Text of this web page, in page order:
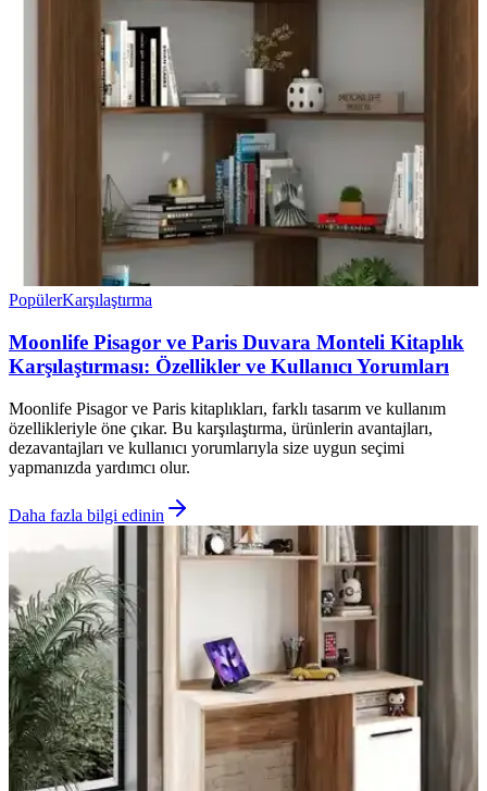
PopülerKarşılaştırma
Moonlife Pisagor ve Paris Duvara Monteli Kitaplık
Karşılaştırması: Özellikler ve Kullanıcı Yorumları
Moonlife Pisagor ve Paris kitaplıkları, farklı tasarım ve kullanım
özellikleriyle öne çıkar. Bu karşılaştırma, ürünlerin avantajları,
dezavantajları ve kullanıcı yorumlarıyla size uygun seçimi
yapmanızda yardımcı olur.
Daha fazla bilgi edinin